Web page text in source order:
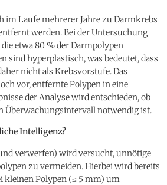
im Laufe mehrerer Jahre zu Darmkrebs
werden. Bei der Untersuchung
etwa 80 % der Darmpolypen
sind hyperplastisch, was bedeutet, dass
nicht als Krebsvorstufe. Das
vor, entfernte Polypen in eine
der Analyse wird entschieden, ob
Überwachungsintervall notwendig ist.
Intelligenz?
verwerfen) wird versucht, unnötige
zu vermeiden. Hierbei wird bereits
kleinen Polypen (≤ 5 mm) um